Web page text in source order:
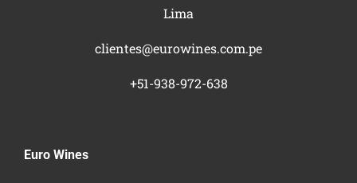
Lima
clientes@eurowines.com.pe
+51-938-972-638
Euro Wines